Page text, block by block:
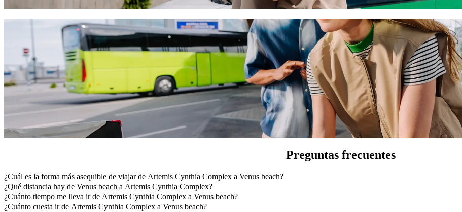
Servicios de Bolt para ir de Artemis Cynthia Complex a Venus beach
¿Mucho equipaje? Elegí nuestras camionetas XL para hasta 6 personas.
¿Necesitás llegar con estilo? Probá los autos premium de Bolt.
¿Viajás con niños? Pedí un viaje con sillita infantil.
¿Tu mascota va con vos? Probá nuestros viajes pet-friendly.
¿Necesitás ayuda extra? Nuestra categoría Assist ofrece vehículos accesibles para sillas de ruedas (WAV).
¿Viajes asequibles? Disfrutá de autos compactos a un precio más bajo con Bolt basic.
Descargar la app de Bolt
Preguntas frecuentes
¿Cuál es la forma más asequible de viajar de Artemis Cynthia Complex a Venus beach?
La forma más asequible de viajar de Artemis Cynthia Complex a Venus beach es en 6-Seater, que te costará aproximadamente EUR 15,30 EUR.
¿Qué distancia hay de Venus beach a Artemis Cynthia Complex?
Venus beach está aproximadamente a 6 km de Artemis Cynthia Complex.
¿Cuánto tiempo me lleva ir de Artemis Cynthia Complex a Venus beach?
Se tarda aproximadamente 11 min en ir de Artemis Cynthia Complex a Venus beach con 6-Seater.
¿Cuánto cuesta ir de Artemis Cynthia Complex a Venus beach?